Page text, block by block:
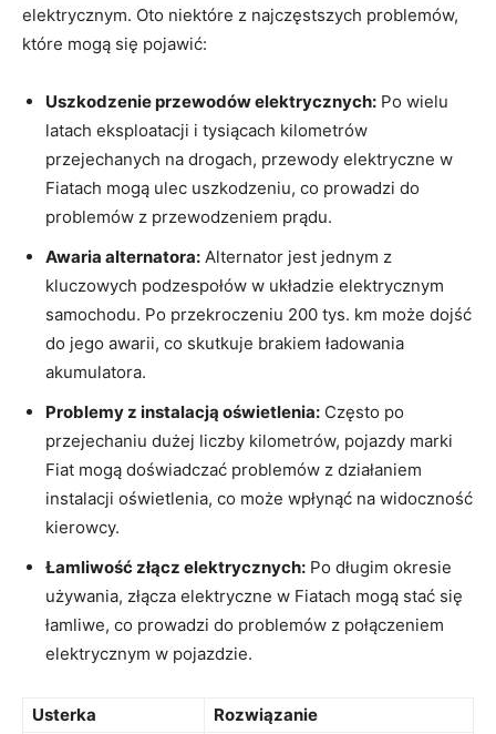
‌elektrycznym. Oto ​niektóre z​ najczęstszych problemów,
które mogą⁤ się pojawić:
Uszkodzenie przewodów elektrycznych: Po wielu⁢
latach eksploatacji‌ i tysiącach ⁣kilometrów
przejechanych‌ na‍ drogach, przewody elektryczne w
Fiatach mogą ⁤ulec⁣ uszkodzeniu, ⁣co⁣ prowadzi ⁤do
problemów⁢ z przewodzeniem prądu.
Awaria alternatora: Alternator jest jednym⁤ z
kluczowych podzespołów ⁤w układzie elektrycznym
samochodu. Po przekroczeniu 200⁤ tys. ⁢km może dojść
do jego awarii, co skutkuje brakiem ładowania​
akumulatora.
Problemy z instalacją oświetlenia: ‌Często po
przejechaniu dużej⁤ liczby kilometrów, pojazdy marki
Fiat mogą doświadczać problemów ⁢z ⁤działaniem
instalacji oświetlenia,⁢ co może wpłynąć na widoczność
kierowcy.
Łamliwość złącz elektrycznych: Po długim okresie
używania, złącza elektryczne ⁣w Fiatach mogą‌ stać się ​
łamliwe, co prowadzi do problemów z połączeniem​
elektrycznym w pojazdzie.
Usterka
Rozwiązanie